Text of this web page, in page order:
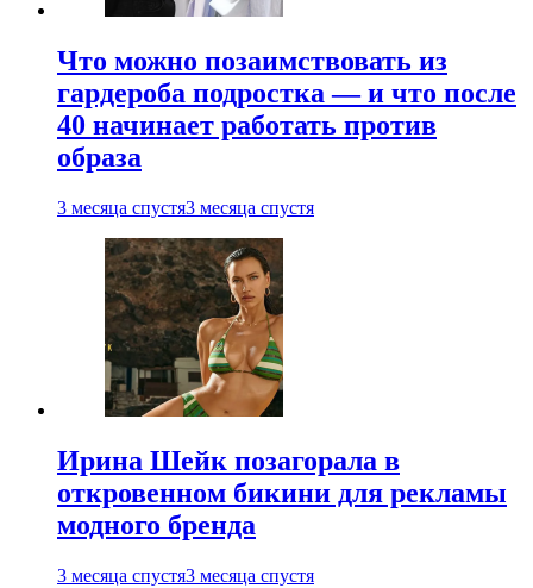
Что можно позаимствовать из
гардероба подростка — и что после
40 начинает работать против
образа
3 месяца спустя3 месяца спустя
Ирина Шейк позагорала в
откровенном бикини для рекламы
модного бренда
3 месяца спустя3 месяца спустя